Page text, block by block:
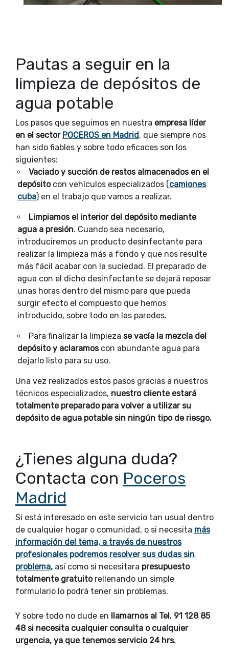
Pautas a seguir en la
limpieza de depósitos de
agua potable
Los pasos que seguimos en nuestra empresa líder
en el sector POCEROS en Madrid, que siempre nos
han sido fiables y sobre todo eficaces son los
siguientes:
Vaciado y succión de restos almacenados en el
depósitocon vehículos especializados (camiones
cuba) en el trabajo que vamos a realizar.
Limpiamos el interior del depósito mediante
agua a presión. Cuando sea necesario,
introduciremos un producto desinfectante para
realizar la limpieza más a fondo y que nos resulte
más fácil acabar con la suciedad. El preparado de
agua con el dicho desinfectante se dejará reposar
unas horas dentro del mismo para que pueda
surgir efecto el compuesto que hemos
introducido, sobre todo en las paredes.
Para finalizar la limpieza se vacía la mezcla del
depósito y aclaramoscon abundante agua para
dejarlo listo para su uso.
Una vez realizados estos pasos gracias a nuestros
técnicos especializados, nuestro cliente estará
totalmente preparado para volver a utilizar su
depósito de agua potable sin ningún tipo de riesgo.
¿Tienes alguna duda?
Contacta con Poceros
Madrid
Si está interesado en este servicio tan usual dentro
de cualquier hogar o comunidad, o si necesita más
información del tema, a través de nuestros
profesionales podremos resolver sus dudas sin
problema, así como si necesitara presupuesto
totalmente gratuitorellenando un simple
formulario lo podrá tener sin problemas.
Y sobre todo no dude en llamarnos al Tel. 91 128 85
48 si necesita cualquier consulta o cualquier
urgencia, ya que tenemos servicio 24 hrs.